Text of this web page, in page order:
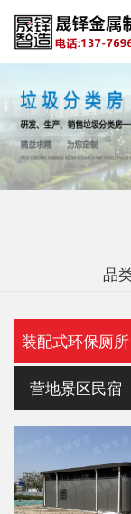
品
装配式环保厕所
营地景区民宿